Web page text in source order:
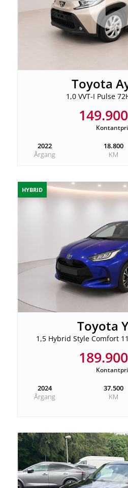
Toyota
1,0 VVT-I Pulse
2022
Årgang
18.800
KM
HYBRID
Toyota
1,5 Hybrid Style Comfort
2024
Årgang
37.500
KM